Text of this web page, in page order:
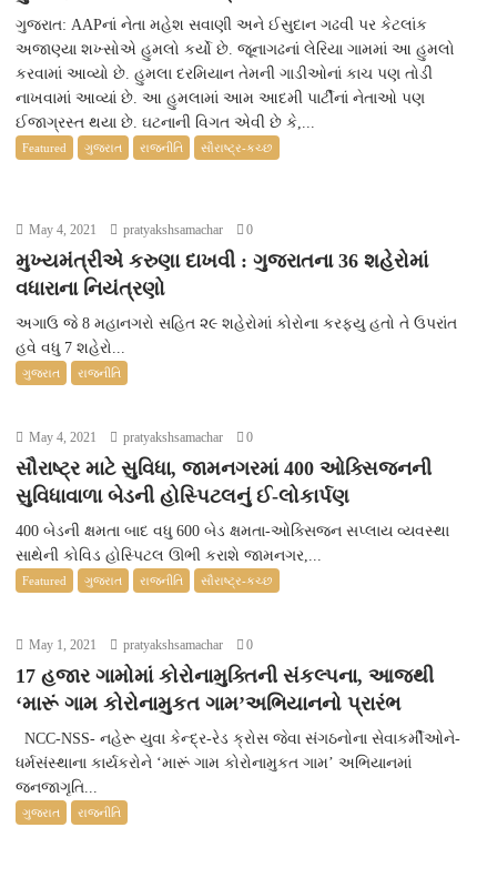
ગુજરાત: AAPનાં નેતા મહેશ સવાણી અને ઈસુદાન ગઢવી પર કેટલાંક
અજાણ્યા શખ્સોએ હુમલો કર્યો છે. જૂનાગઢનાં લેરિયા ગામમાં આ હુમલો
કરવામાં આવ્યો છે. હુમલા દરમિયાન તેમની ગાડીઓનાં કાચ પણ તોડી
નાખવામાં આવ્યાં છે. આ હુમલામાં આમ આદમી પાર્ટીનાં નેતાઓ પણ
ઈજાગ્રસ્ત થયા છે. ઘટનાની વિગત એવી છે કે,...
Featured ગુજરાત રાજનીતિ સૌરાષ્ટ્ર-કચ્છ
May 4, 2021 pratyakshsamachar 0
મુખ્યમંત્રીએ કરુણા દાખવી : ગુજરાતના 36 શહેરોમાં
વધારાના નિયંત્રણો
અગાઉ જે 8 મહાનગરો સહિત ૨૯ શહેરોમાં કોરોના કરફ્યુ હતો તે ઉપરાંત
હવે વધુ 7 શહેરો...
ગુજરાત રાજનીતિ
May 4, 2021 pratyakshsamachar 0
સૌરાષ્ટ્ર માટે સુવિધા, જામનગરમાં 400 ઓક્સિજનની
સુવિધાવાળા બેડની હોસ્પિટલનું ઈ-લોકાર્પણ
400 બેડની ક્ષમતા બાદ વધુ 600 બેડ ક્ષમતા-ઓક્સિજન સપ્લાય વ્યવસ્થા
સાથેની કોવિડ હોસ્પિટલ ઊભી કરાશે જામનગર,...
Featured ગુજરાત રાજનીતિ સૌરાષ્ટ્ર-કચ્છ
May 1, 2021 pratyakshsamachar 0
17 હજાર ગામોમાં કોરોનામુક્તિની સંકલ્પના, આજથી
‘મારૂં ગામ કોરોનામુકત ગામ’અભિયાનનો પ્રારંભ
NCC-NSS- નહેરૂ યુવા કેન્દ્ર-રેડ ક્રોસ જેવા સંગઠનોના સેવાકર્મીઓને-
ધર્મસંસ્થાના કાર્યકરોને ‘મારૂં ગામ કોરોનામુકત ગામ’ અભિયાનમાં
જનજાગૃતિ...
ગુજરાત રાજનીતિ